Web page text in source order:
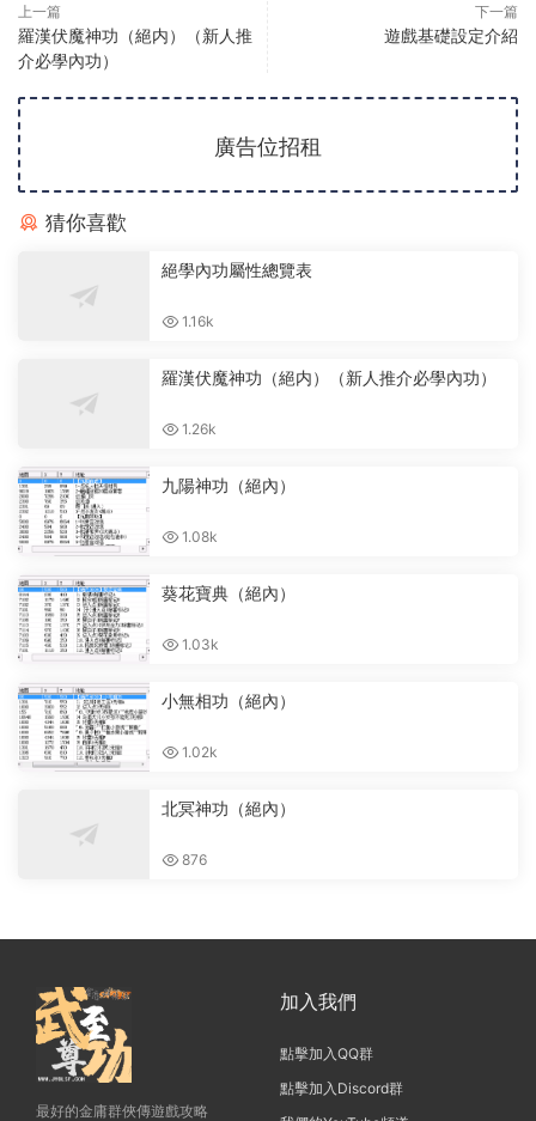
上一篇
羅漢伏魔神功（絕内）（新人推
介必學內功）
下一篇
遊戲基礎設定介紹
廣告位招租
猜你喜歡
絕學內功屬性總覽表
1.16k
羅漢伏魔神功（絕内）（新人推介必學內功）
1.26k
九陽神功（絕內）
1.08k
葵花寶典（絕內）
1.03k
小無相功（絕內）
1.02k
北冥神功（絕內）
876
最好的金庸群俠傳遊戲攻略
加入我們
點擊加入QQ群
點擊加入Discord群